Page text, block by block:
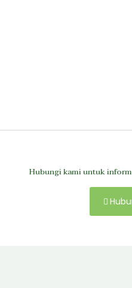
Hubungi kami untuk